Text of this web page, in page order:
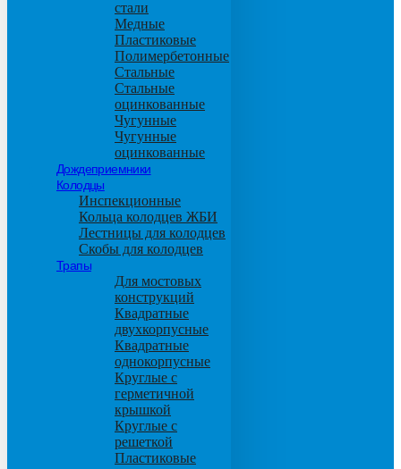
стали
Медные
Пластиковые
Полимербетонные
Стальные
Стальные
оцинкованные
Чугунные
Чугунные
оцинкованные
Дождеприемники
Колодцы
Инспекционные
Кольца колодцев ЖБИ
Лестницы для колодцев
Скобы для колодцев
Трапы
Для мостовых
конструкций
Квадратные
двухкорпусные
Квадратные
однокорпусные
Круглые с
герметичной
крышкой
Круглые с
решеткой
Пластиковые